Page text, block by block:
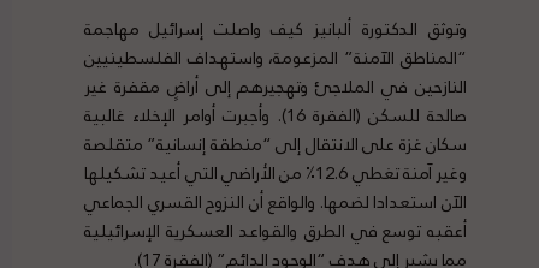
وتوثق الدكتورة ألبانيز كيف واصلت إسرائيل مهاجمة
“المناطق الآمنة” المزعومة، واستهداف الفلسطينيين
النازحين في الملاجئ وتهجيرهم إلى أراضٍ مقفرة غير
صالحة للسكن (الفقرة 16). وأجبرت أوامر الإخلاء غالبية
سكان غزة على الانتقال إلى “منطقة إنسانية” متقلصة
وغير آمنة تغطي 12.6٪ من الأراضي التي أعيد تشكيلها
الآن استعدادا لضمها. والواقع أن النزوح القسري الجماعي
أعقبه توسع في الطرق والقواعد العسكرية الإسرائيلية
مما يشير إلى هدف “الوجود الدائم” (الفقرة 17).